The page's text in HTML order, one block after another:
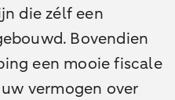
die zélf een
Bovendien
een mooie fiscale
vermogen over